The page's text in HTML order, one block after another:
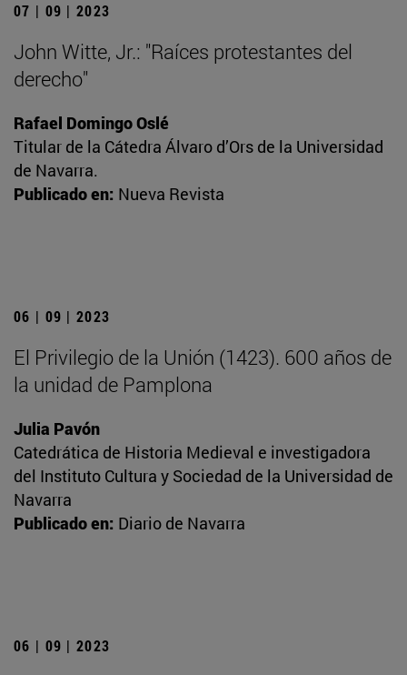
07 | 09 | 2023
John Witte, Jr.: "Raíces protestantes del
derecho"
Rafael Domingo Oslé
Titular de la Cátedra Álvaro d’Ors de la Universidad
de Navarra.
Publicado en: Nueva Revista
06 | 09 | 2023
El Privilegio de la Unión (1423). 600 años de
la unidad de Pamplona
Julia Pavón
Catedrática de Historia Medieval e investigadora
del Instituto Cultura y Sociedad de la Universidad de
Navarra
Publicado en: Diario de Navarra
06 | 09 | 2023